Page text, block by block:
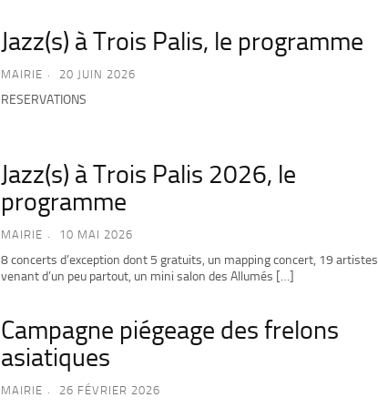
Jazz(s) à Trois Palis, le programme
MAIRIE 20 JUIN 2026
RESERVATIONS
Jazz(s) à Trois Palis 2026, le
programme
MAIRIE 10 MAI 2026
8 concerts d’exception dont 5 gratuits, un mapping concert, 19 artistes
venant d’un peu partout, un mini salon des Allumés […]
Campagne piégeage des frelons
asiatiques
MAIRIE 26 FÉVRIER 2026